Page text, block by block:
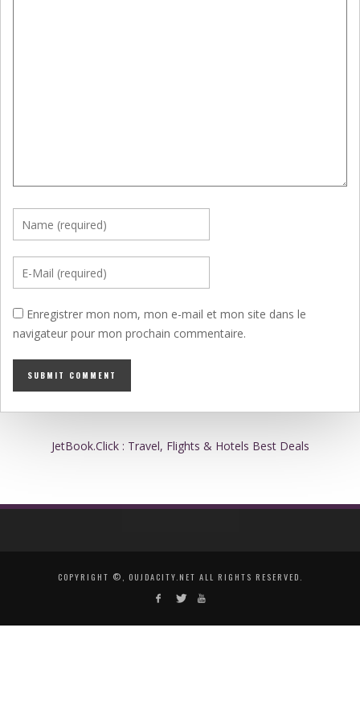
Enregistrer mon nom, mon e-mail et mon site dans le
navigateur pour mon prochain commentaire.
JetBook.Click : Travel, Flights & Hotels Best Deals
COPYRIGHT ©, OUJDACITY.NET ALL RIGHTS RESERVED.